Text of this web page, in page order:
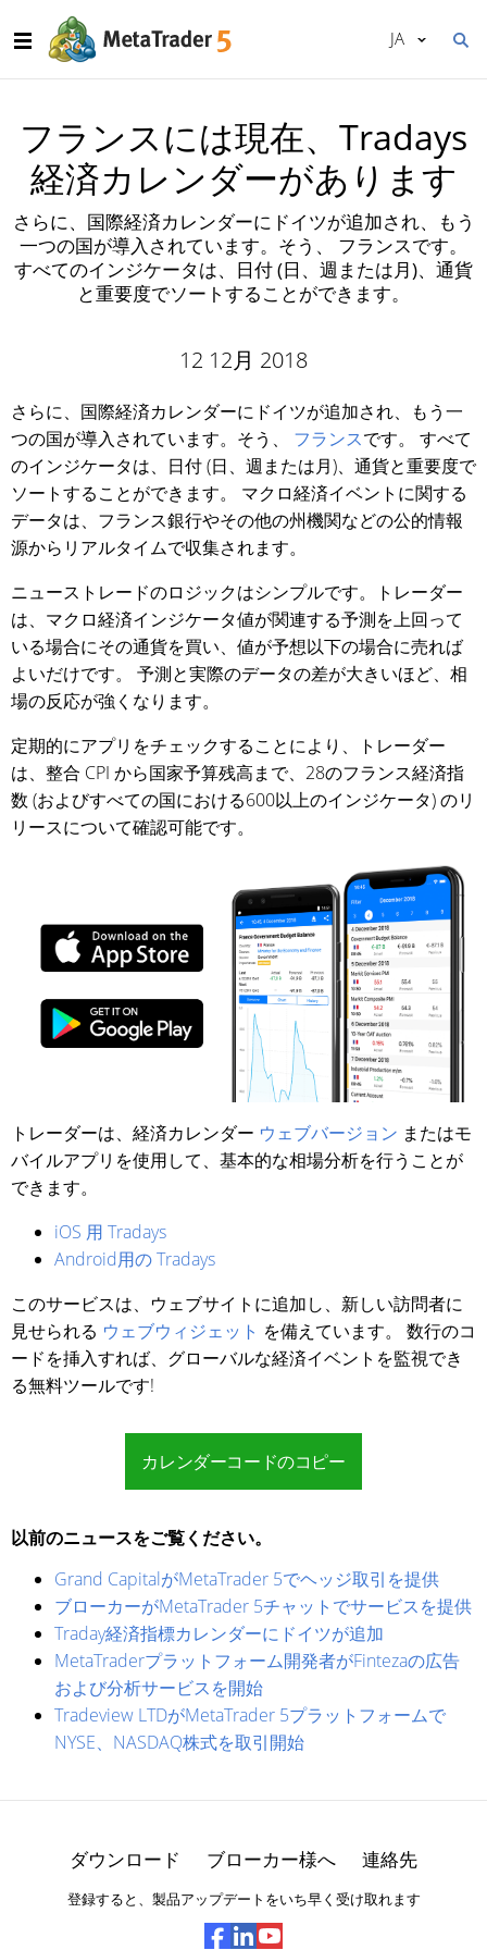
JA
フランスには現在、Tradays
経済カレンダーがあります
さらに、国際経済カレンダーにドイツが追加され、もう
一つの国が導入されています。そう、 フランスです。
すべてのインジケータは、日付 (日、週または月)、通貨
と重要度でソートすることができます。
12 12月 2018
さらに、国際経済カレンダーにドイツが追加され、もう一
つの国が導入されています。そう、 フランスです。 すべて
のインジケータは、日付 (日、週または月)、通貨と重要度で
ソートすることができます。 マクロ経済イベントに関する
データは、フランス銀行やその他の州機関などの公的情報
源からリアルタイムで収集されます。
ニューストレードのロジックはシンプルです。トレーダー
は、マクロ経済インジケータ値が関連する予測を上回って
いる場合にその通貨を買い、値が予想以下の場合に売れば
よいだけです。 予測と実際のデータの差が大きいほど、相
場の反応が強くなります。
定期的にアプリをチェックすることにより、トレーダー
は、整合 CPI から国家予算残高まで、28のフランス経済指
数 (およびすべての国における600以上のインジケータ) のリ
リースについて確認可能です。
トレーダーは、経済カレンダー ウェブバージョン またはモ
バイルアプリを使用して、基本的な相場分析を行うことが
できます。
iOS 用 Tradays
Android用の Tradays
このサービスは、ウェブサイトに追加し、新しい訪問者に
見せられる ウェブウィジェット を備えています。 数行のコ
ードを挿入すれば、グローバルな経済イベントを監視でき
る無料ツールです!
カレンダーコードのコピー
以前のニュースをご覧ください。
Grand CapitalがMetaTrader 5でヘッジ取引を提供
ブローカーがMetaTrader 5チャットでサービスを提供
Traday経済指標カレンダーにドイツが追加
MetaTraderプラットフォーム開発者がFintezaの広告
および分析サービスを開始
Tradeview LTDがMetaTrader 5プラットフォームで
NYSE、NASDAQ株式を取引開始
ダウンロード ブローカー様へ 連絡先
登録すると、製品アップデートをいち早く受け取れます